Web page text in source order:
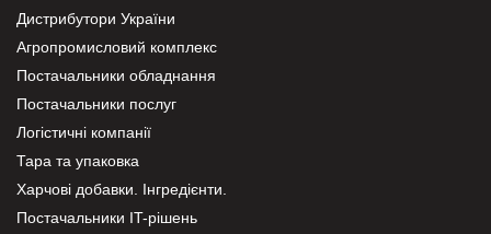
Дистрибутори України
Агропромисловий комплекс
Постачальники обладнання
Постачальники послуг
Логістичні компанії
Тара та упаковка
Харчові добавки. Інгредієнти.
Постачальники IT-рішень